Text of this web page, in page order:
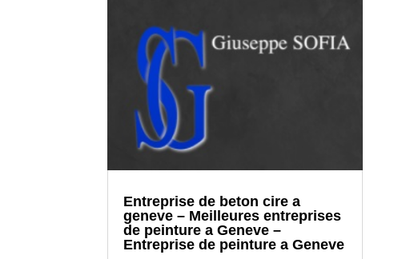
Entreprise de beton cire a
geneve – Meilleures entreprises
de peinture a Geneve –
Entreprise de peinture a Geneve